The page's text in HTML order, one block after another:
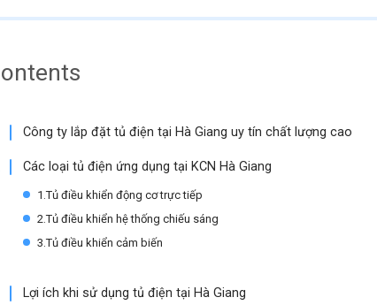
Công ty lắp đặt tủ điện tại Hà Giang uy tín chất lượng cao
Các loại tủ điện ứng dụng tại KCN Hà Giang
1.Tủ điều khiển động cơ trực tiếp
2.Tủ điều khiển hệ thống chiếu sáng
3.Tủ điều khiển cảm biến
Lợi ích khi sử dụng tủ điện tại Hà Giang